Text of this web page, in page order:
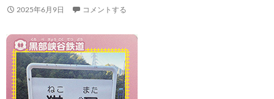
2025年6月9日 コメントする